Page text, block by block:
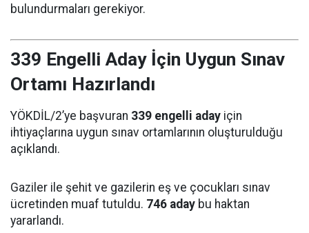
bulundurmaları gerekiyor.
339 Engelli Aday İçin Uygun Sınav
Ortamı Hazırlandı
YÖKDİL/2’ye başvuran 339 engelli aday için
ihtiyaçlarına uygun sınav ortamlarının oluşturulduğu
açıklandı.
Gaziler ile şehit ve gazilerin eş ve çocukları sınav
ücretinden muaf tutuldu. 746 aday bu haktan
yararlandı.